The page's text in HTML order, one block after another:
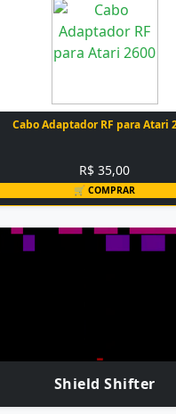
Cabo Adaptador RF para Atari
R$ 35,00
🛒 COMPRAR
Shield Shifter